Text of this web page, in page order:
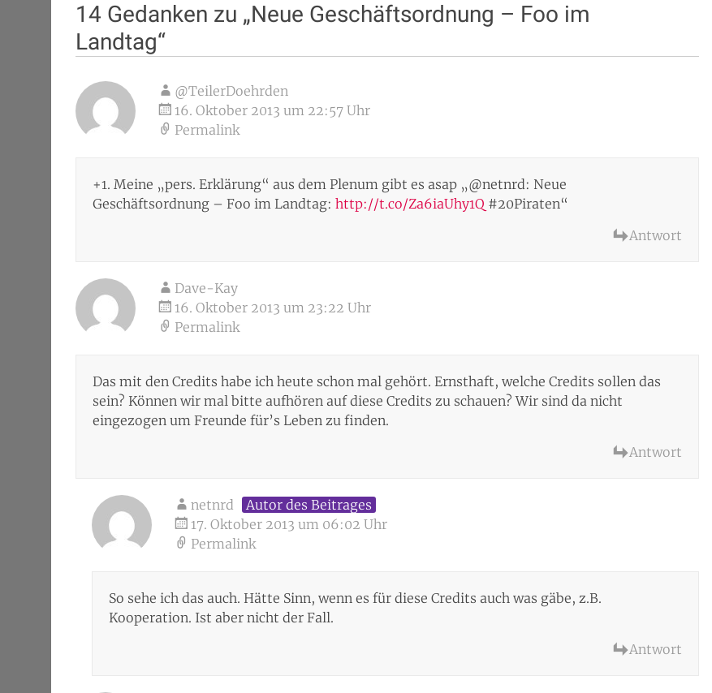
14 Gedanken zu „Neue Geschäftsordnung – Foo im
Landtag“
@TeilerDoehrden
16. Oktober 2013 um 22:57 Uhr
Permalink
+1. Meine „pers. Erklärung“ aus dem Plenum gibt es asap „@netnrd: Neue
Geschäftsordnung – Foo im Landtag: http://t.co/Za6iaUhy1Q #20Piraten“
Antwort
Dave-Kay
16. Oktober 2013 um 23:22 Uhr
Permalink
Das mit den Credits habe ich heute schon mal gehört. Ernsthaft, welche Credits sollen das
sein? Können wir mal bitte aufhören auf diese Credits zu schauen? Wir sind da nicht
eingezogen um Freunde für’s Leben zu finden.
Antwort
netnrd
Autor des Beitrages
17. Oktober 2013 um 06:02 Uhr
Permalink
So sehe ich das auch. Hätte Sinn, wenn es für diese Credits auch was gäbe, z.B.
Kooperation. Ist aber nicht der Fall.
Antwort